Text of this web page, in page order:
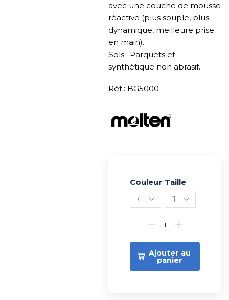
avec une couche de mousse
réactive (plus souple, plus
dynamique, meilleure prise
en main).
Sols : Parquets et
synthétique non abrasif.
Réf : BG5000
Couleur Taille
Ajouter au
panier
Alternative: